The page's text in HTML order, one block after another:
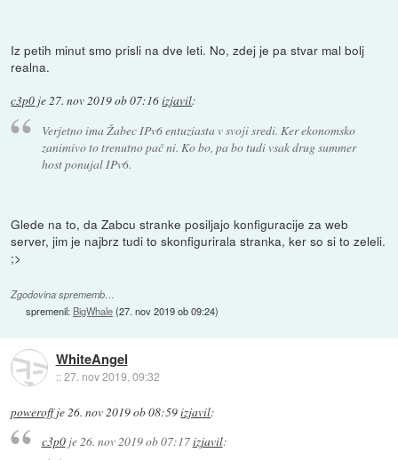
Iz petih minut smo prisli na dve leti. No, zdej je pa stvar mal bolj
realna.
c3p0 je27. nov 2019 ob 07:16izjavil:
Verjetno ima Žabec IPv6 entuziasta v svoji sredi. Ker ekonomsko
zanimivo to trenutno pač ni. Ko bo, pa bo tudi vsak drugsummer
hostponujal IPv6.
Glede na to, da Zabcu stranke posiljajo konfiguracije za web
server, jim je najbrz tudi to skonfigurirala stranka, ker so si to zeleli.
;>
Zgodovina sprememb…
spremenil: BigWhale(27. nov 2019 ob 09:24)
WhiteAngel
::27. nov 2019, 09:32
poweroffje26. nov 2019 ob 08:59izjavil:
c3p0je26. nov 2019 ob 07:17izjavil: